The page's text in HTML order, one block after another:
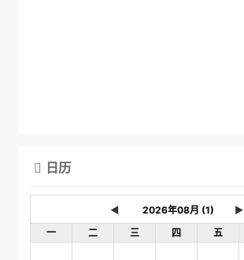
 日历
◄
►
一
二 三 四 五